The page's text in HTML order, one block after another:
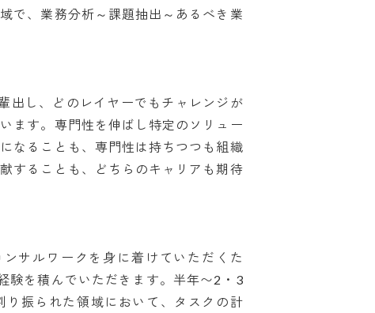
で、業務分析～課題抽出～あるべき業
出し、どのレイヤーでもチャレンジが
ます。専門性を伸ばし特定のソリュー
なることも、専門性は持ちつつも組織
することも、どちらのキャリアも期待
サルワークを身に着けていただくた
験を積んでいただきます。半年〜2・3
振られた領域において、タスクの計